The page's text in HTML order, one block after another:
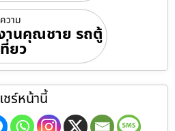
วาม
านคุณชาย รถตู้
ยว
ชร์หน้านี้